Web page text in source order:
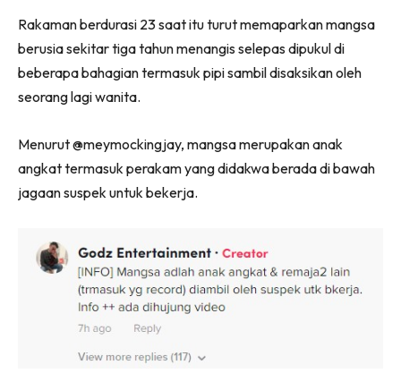
Rakaman berdurasi 23 saat itu turut memaparkan mangsa
berusia sekitar tiga tahun menangis selepas dipukul di
beberapa bahagian termasuk pipi sambil disaksikan oleh
seorang lagi wanita.
Menurut @meymockingjay, mangsa merupakan anak
angkat termasuk perakam yang didakwa berada di bawah
jagaan suspek untuk bekerja.